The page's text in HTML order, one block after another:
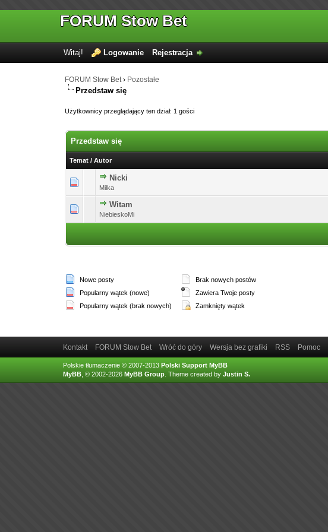
FORUM Stow Bet
Witaj! Logowanie Rejestracja
FORUM Stow Bet› Pozostałe
Przedstaw się
Użytkownicy przeglądający ten dział: 1 gości
Przedstaw się
Temat /Autor
Nicki
Milka
Witam
NiebieskoMi
Nowe posty
Popularny wątek (nowe)
Popularny wątek (brak nowych)
Brak nowych postów
Zawiera Twoje posty
Zamknięty wątek
Kontakt FORUM Stow Bet Wróć do góry Wersja bez grafiki RSS Pomoc
Polskie tłumaczenie © 2007-2013 Polski Support MyBB
MyBB, © 2002-2026 MyBB Group. Theme created by Justin S.